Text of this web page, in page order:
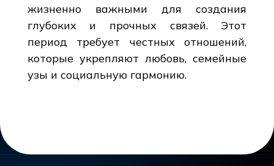
жизненно важными для создания
глубоких и прочных связей. Этот
период требует честных отношений,
которые укрепляют любовь, семейные
узы и социальную гармонию.